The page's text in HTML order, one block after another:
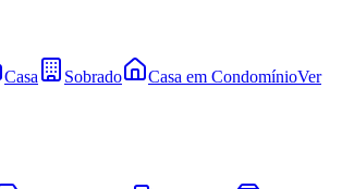
Casa Sobrado Casa em CondomínioVer